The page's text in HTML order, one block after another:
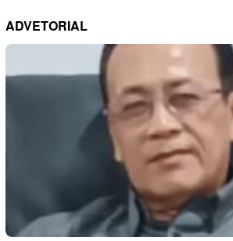
ADVETORIAL